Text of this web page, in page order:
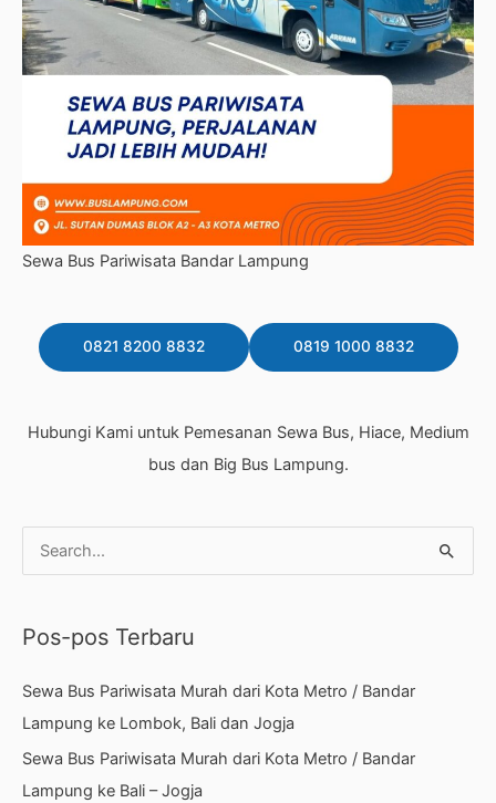
Sewa Bus Pariwisata Bandar Lampung
0821 8200 8832 0819 1000 8832
Hubungi Kami untuk Pemesanan Sewa Bus, Hiace, Medium
bus dan Big Bus Lampung.
i
u
n
t
u
Pos-pos Terbaru
Sewa Bus Pariwisata Murah dari Kota Metro / Bandar
Lampung ke Lombok, Bali dan Jogja
Sewa Bus Pariwisata Murah dari Kota Metro / Bandar
Lampung ke Bali – Jogja